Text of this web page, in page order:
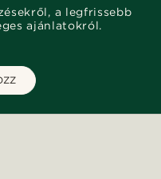
a legfrissebb
ajánlatokról.